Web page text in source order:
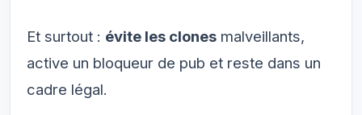
Et surtout : évite les clones malveillants,
active un bloqueur de pub et reste dans un
cadre légal.